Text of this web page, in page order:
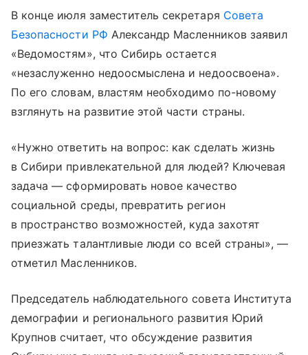
В конце июля заместитель секретаря Совета
Безопасности РФ Александр Масленников заявил
«Ведомостям», что Сибирь остается
«незаслуженно недоосмыслена и недоосвоена».
По его словам, властям необходимо по-новому
взглянуть на развитие этой части страны.
«Нужно ответить на вопрос: как сделать жизнь
в Сибири привлекательной для людей? Ключевая
задача — сформировать новое качество
социальной среды, превратить регион
в пространство возможностей, куда захотят
приезжать талантливые люди со всей страны», —
отметил Масленников.
Председатель наблюдательного совета Института
демографии и регионального развития Юрий
Крупнов считает, что обсуждение развития